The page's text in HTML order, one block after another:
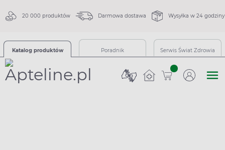
20 000 produktów Darmowa dostawa Wysyłka w 24 godziny
Katalog produktów Poradnik Serwis Świat Zdrowia
sztuk